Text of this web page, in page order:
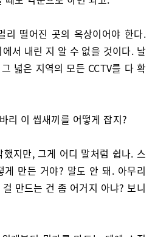
리 떨어진 곳의 옥상이어야 한다.
서 내린 지 알 수 없을 것이다. 날
넓은 지역의 모든 CCTV를 다 확
리 이 씹새끼를 어떻게 잡지?
지만, 그게 어디 말처럼 쉽나. 스
게 만든 거야? 말도 안 돼. 아무리
만드는 건 좀 어거지 아냐? 보니